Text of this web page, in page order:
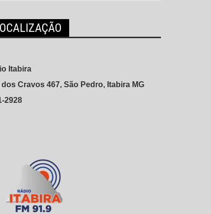
Itabira
dos Cravos 467, São Pedro, Itabira MG
2928